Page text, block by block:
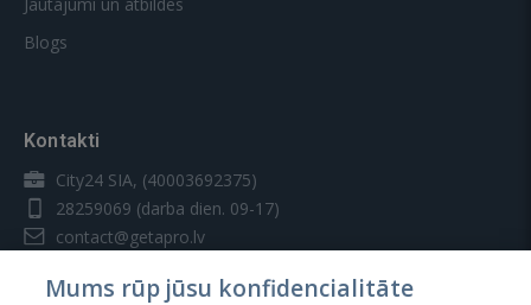
Jautājumi un atbildes
Blogs
Kontakti
City24 SIA, (40003692375)
28259069 (darba dien. 09-17)
contact@getapro.lv
Mums rūp jūsu konfidencialitāte